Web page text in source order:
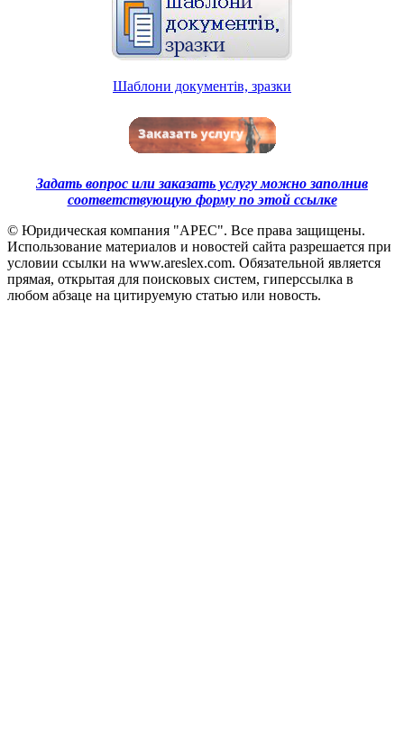
Шаблони документiв, зразки
Задать вопрос или заказать услугу можно заполнив
соответствующую форму по этой ссылке
© Юридическая компания "АРЕС". Все права защищены.
Использование материалов и новостей сайта разрешается при
условии ссылки на www.areslex.com. Обязательной является
прямая, открытая для поисковых систем, гиперссылка в
любом абзаце на цитируемую статью или новость.